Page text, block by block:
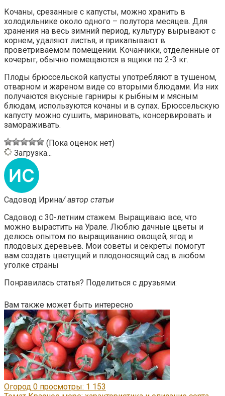
Кочаны, срезанные с капусты, можно хранить в
холодильнике около одного – полутора месяцев. Для
хранения на весь зимний период, культуру вырывают с
корнем, удаляют листья, и прикапывают в
проветриваемом помещении. Кочанчики, отделенные от
кочерыг, обычно помещаются в ящики по 2-3 кг.
Плоды брюссельской капусты употребляют в тушеном,
отварном и жареном виде со вторыми блюдами. Из них
получаются вкусные гарниры к рыбным и мясным
блюдам, используются кочаны и в супах. Брюссельскую
капусту можно сушить, мариновать, консервировать и
замораживать.
(Пока оценок нет)
Загрузка...
Садовод Ирина/ автор статьи
Садовод с 30-летним стажем. Выращиваю все, что
можно вырастить на Урале. Люблю дачные цветы и
делюсь опытом по выращиванию овощей, ягод и
плодовых деревьев. Мои советы и секреты помогут
вам создать цветущий и плодоносящий сад в любом
уголке страны
Понравилась статья? Поделиться с друзьями:
Вам также может быть интересно
Огород 0 просмотры: 1 153